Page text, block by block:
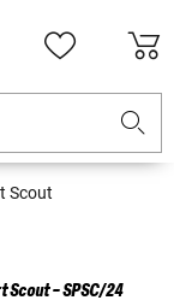
Scout
Scout - SPSC/24